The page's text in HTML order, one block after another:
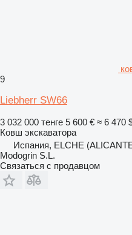
9
Liebherr SW66
3 032 000 тенге 5 600 € ≈ 6 470
Ковш экскаватора
Испания, ELCHE
Modogrin S.L.
Связаться с продавцом